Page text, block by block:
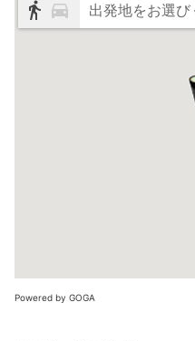
出発地をお選び
Powered by GOGA